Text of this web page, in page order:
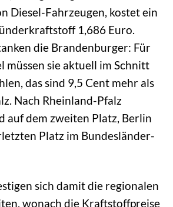
Diesel-Fahrzeugen, kostet ein
1,686 Euro.
die Brandenburger: Für
müssen sie aktuell im Schnitt
das sind 9,5 Cent mehr als
Nach Rheinland-Pfalz
auf dem zweiten Platz, Berlin
Platz im Bundesländer-
sich damit die regionalen
wonach die Kraftstoffpreise